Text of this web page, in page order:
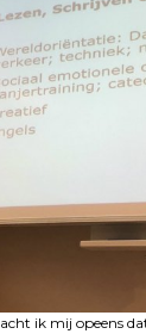
ik mij opeens